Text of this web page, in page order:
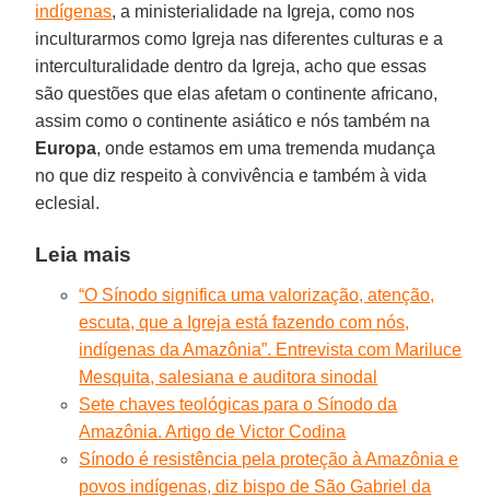
indígenas, a ministerialidade na Igreja, como nos
inculturarmos como Igreja nas diferentes culturas e a
interculturalidade dentro da Igreja, acho que essas
são questões que elas afetam o continente africano,
assim como o continente asiático e nós também na
Europa, onde estamos em uma tremenda mudança
no que diz respeito à convivência e também à vida
eclesial.
Leia mais
“O Sínodo significa uma valorização, atenção,
escuta, que a Igreja está fazendo com nós,
indígenas da Amazônia”. Entrevista com Mariluce
Mesquita, salesiana e auditora sinodal
Sete chaves teológicas para o Sínodo da
Amazônia. Artigo de Victor Codina
Sínodo é resistência pela proteção à Amazônia e
povos indígenas, diz bispo de São Gabriel da